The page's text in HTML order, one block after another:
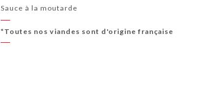
Sauce à la moutarde
*Toutes nos viandes sont d'origine française